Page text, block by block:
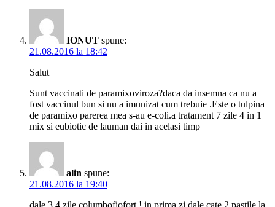
IONUT spune:
21.08.2016 la 18:42
Salut
Sunt vaccinati de paramixoviroza?daca da insemna ca nu a
fost vaccinul bun si nu a imunizat cum trebuie .Este o tulpina
de paramixo parerea mea s-au e-coli.a tratament 7 zile 4 in 1
mix si eubiotic de lauman dai in acelasi timp
alin spune:
21.08.2016 la 19:40